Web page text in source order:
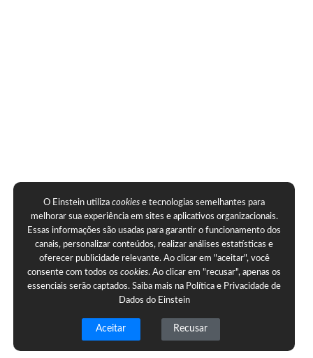
O Einstein utilizacookies e tecnologias semelhantes para
melhorar sua experiência em sites e aplicativos organizacionais.
Essas informações são usadas para garantir o funcionamento dos
canais, personalizar conteúdos, realizar análises estatísticas e
oferecer publicidade relevante. Ao clicar em "aceitar", você
consente com todos oscookies. Ao clicar em "recusar", apenas os
essenciais serão captados. Saiba mais na Política e Privacidade de
Dados do Einstein
Aceitar Recusar